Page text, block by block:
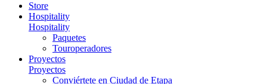
Store
Hospitality
Hospitality
Paquetes
Touroperadores
Proyectos
Proyectos
Conviértete en Ciudad de Etapa